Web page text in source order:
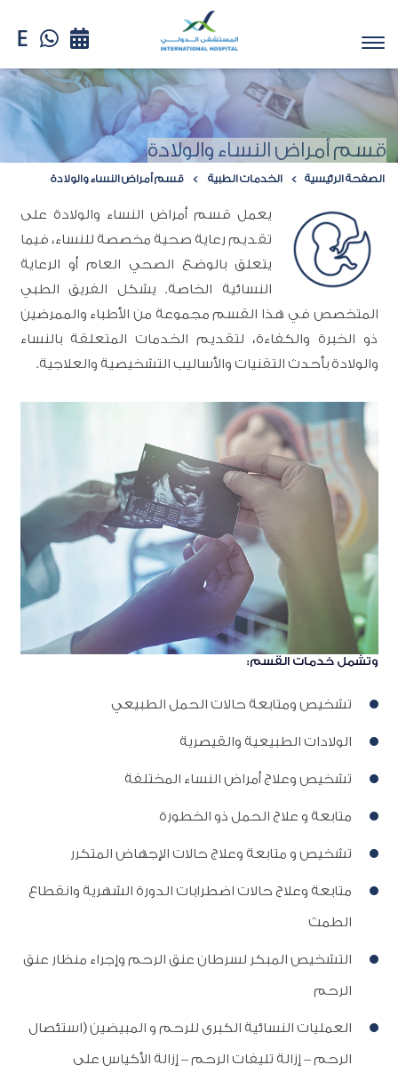
قسم أمراض النساء والولادة
الصفحة الرئيسية الخدمات الطبية قسم أمراض النساء والولادة
يعمل قسم أمراض النساء والولادة على
تقديم رعاية صحية مخصصة للنساء، فيما
يتعلق بالوضع الصحي العام أو الرعاية
النسائية الخاصة. يشكل الفريق الطبي
المتخصص في هذا القسم مجموعة من الأطباء والممرضين
ذو الخبرة والكفاءة، لتقديم الخدمات المتعلقة بالنساء
والولادة بأحدث التقنيات والأساليب التشخيصية والعلاجية.
وتشمل خدمات القسم:
تشخيص ومتابعة حالات الحمل الطبيعي
الولادات الطبيعية والقيصرية
تشخيص وعلاج أمراض النساء المختلفة
متابعة و علاج الحمل ذو الخطورة
تشخيص و متابعة وعلاج حالات الإجهاض المتكرر
متابعة وعلاج حالات اضطرابات الدورة الشهرية وانقطاع
الطمث
التشخيص المبكر لسرطان عنق الرحم وإجراء منظار عنق
الرحم
العمليات النسائية الكبرى للرحم و المبيضين (استئصال
الرحم – إزالة تليفات الرحم – إزالة الأكياس على